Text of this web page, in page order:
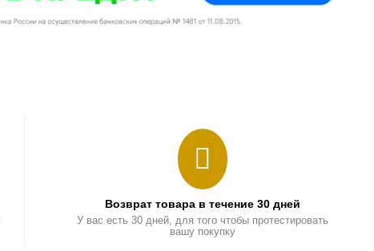
Возврат товара в течение 30 дней
У вас есть 30 дней, для того чтобы протестировать
вашу покупку